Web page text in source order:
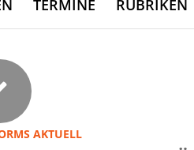
TERMINE RUBRIKEN
AKTUELL